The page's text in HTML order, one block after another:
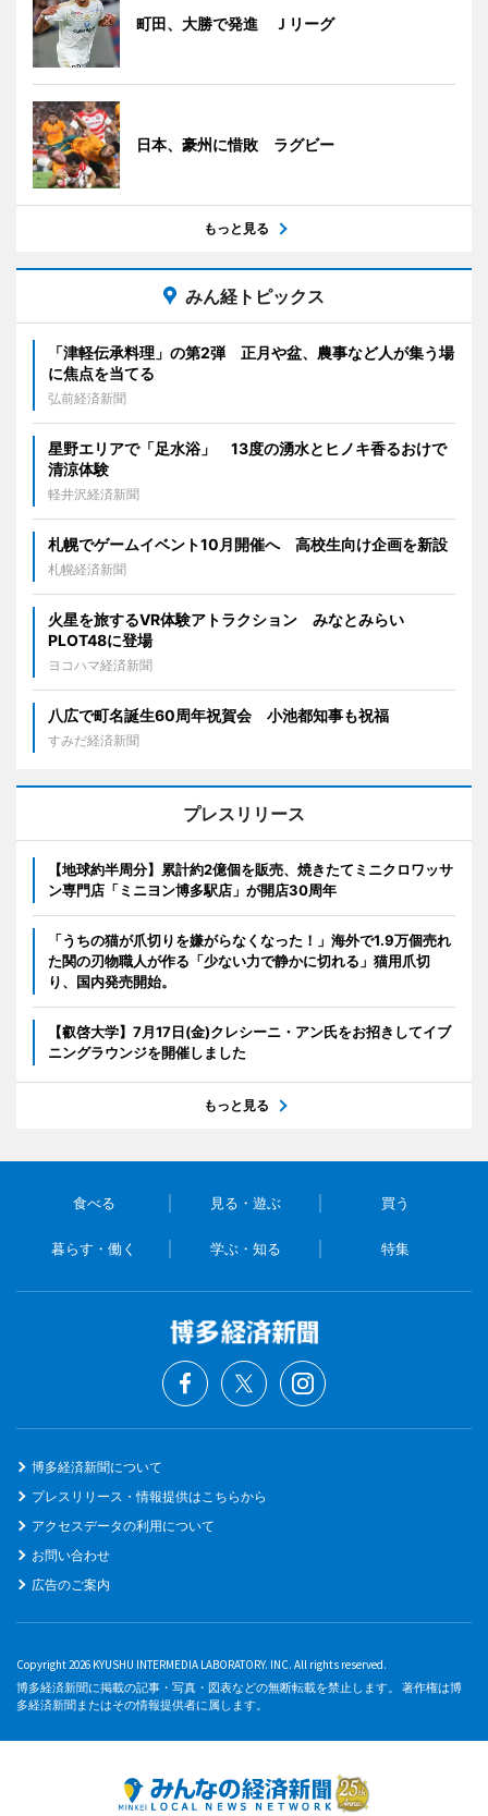
町田、大勝で発進 Ｊリーグ
日本、豪州に惜敗 ラグビー
もっと見る
みん経トピックス
「津軽伝承料理」の第2弾 正月や盆、農事など人が集う場
に焦点を当てる
弘前経済新聞
星野エリアで「足水浴」 13度の湧水とヒノキ香るおけで
清涼体験
軽井沢経済新聞
札幌でゲームイベント10月開催へ 高校生向け企画を新設
札幌経済新聞
火星を旅するVR体験アトラクション みなとみらい
PLOT48に登場
ヨコハマ経済新聞
八広で町名誕生60周年祝賀会 小池都知事も祝福
すみだ経済新聞
プレスリリース
【地球約半周分】累計約2億個を販売、焼きたてミニクロワッサ
ン専門店「ミニヨン博多駅店」が開店30周年
「うちの猫が爪切りを嫌がらなくなった！」海外で1.9万個売れ
た関の刃物職人が作る「少ない力で静かに切れる」猫用爪切
り、国内発売開始。
【叡啓大学】7月17日(金)クレシーニ・アン氏をお招きしてイブ
ニングラウンジを開催しました
もっと見る
食べる 見る・遊ぶ 買う
暮らす・働く 学ぶ・知る 特集
博多経済新聞について
プレスリリース・情報提供はこちらから
アクセスデータの利用について
お問い合わせ
広告のご案内
Copyright 2026 KYUSHU INTERMEDIA LABORATORY. INC. All rights reserved.
博多経済新聞に掲載の記事・写真・図表などの無断転載を禁止します。 著作権は博
多経済新聞またはその情報提供者に属します。